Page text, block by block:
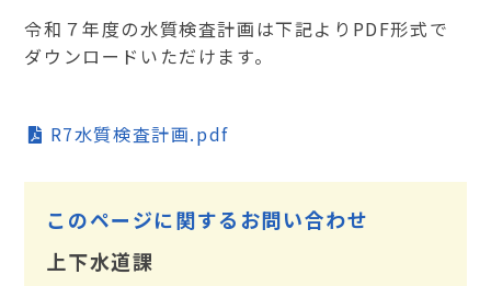
令和７年度の水質検査計画は下記よりPDF形式で
ダウンロードいただけます。
R7水質検査計画.pdf
このページに関するお問い合わせ
上下水道課